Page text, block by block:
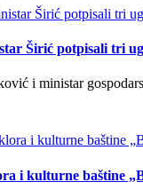
Širić potpisali tri
i ministar
i kulturne baštine